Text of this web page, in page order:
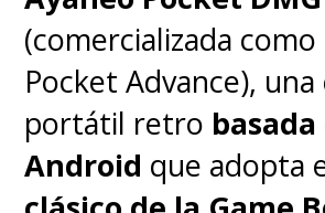
(comercializada
Pocket Advance),
portátil retro basada
Android que adopta